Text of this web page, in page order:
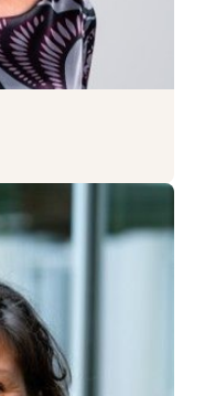
Haaren in 2023 als
bij Greenyard als
bij Gecon BV.